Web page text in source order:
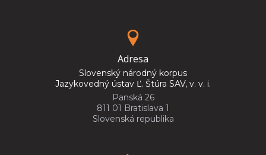
Adresa
Slovenský národný korpus
Jazykovedný ústav Ľ. Štúra SAV, v. v. i.
Panská 26
811 01 Bratislava 1
Slovenská republika